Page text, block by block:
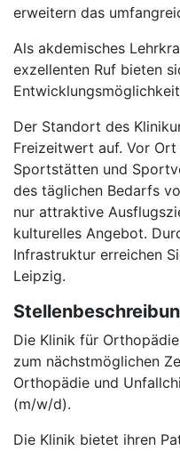
erweitern das
Als akdemisches
exzellenten Ruf bieten
Der Standort des
Freizeitwert auf. Vor
Sportstätten und
des täglichen Bedarfs
nur attraktive
kulturelles Angebot.
Infrastruktur erreichen
Leipzig.
Die Klinik für
zum nächstmöglichen
Orthopädie und
(m/w/d).
Die Klinik bietet ihren